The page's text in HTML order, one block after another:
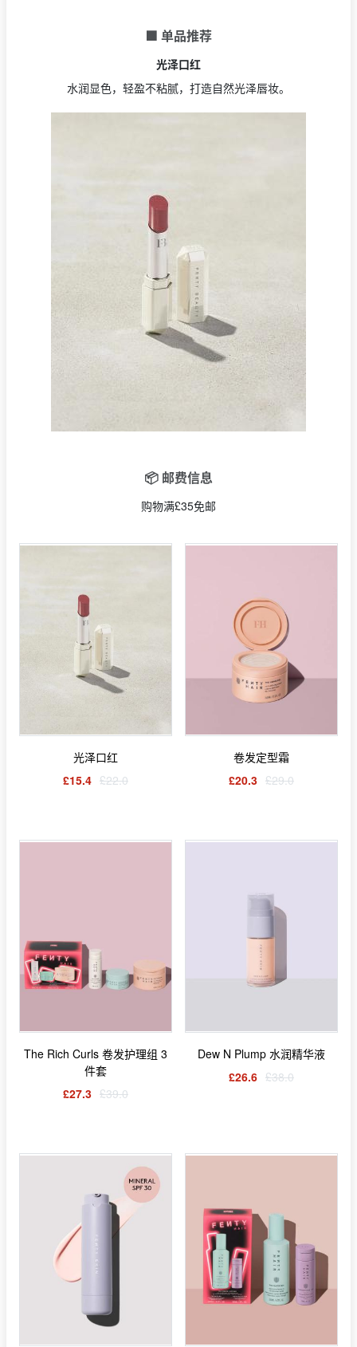
🟩 单品推荐
光泽口红
水润显色，轻盈不粘腻，打造自然光泽唇妆。
📦 邮费信息
购物满£35免邮
光泽口红
£15.4 £22.0
卷发定型霜
£20.3 £29.0
The Rich Curls 卷发护理组 3
件套
£27.3 £39.0
Dew N Plump 水润精华液
£26.6 £38.0